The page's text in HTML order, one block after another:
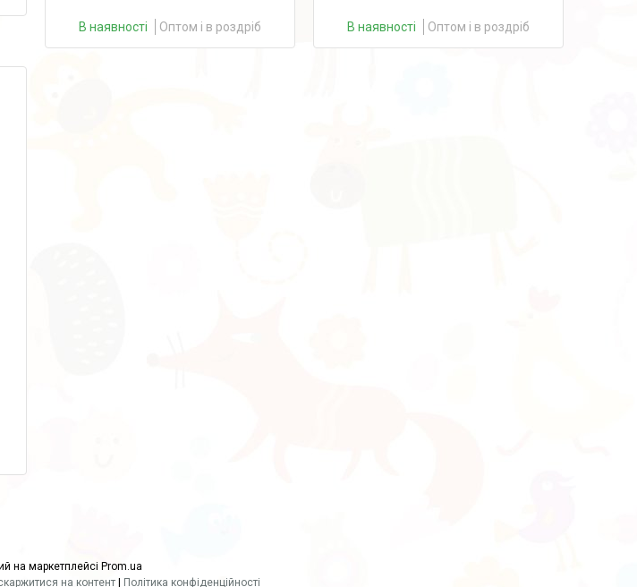
В наявності Оптом і в роздріб В наявності Оптом і в роздріб
на маркетплейсі Prom.ua
на контент Політика конфіденційності